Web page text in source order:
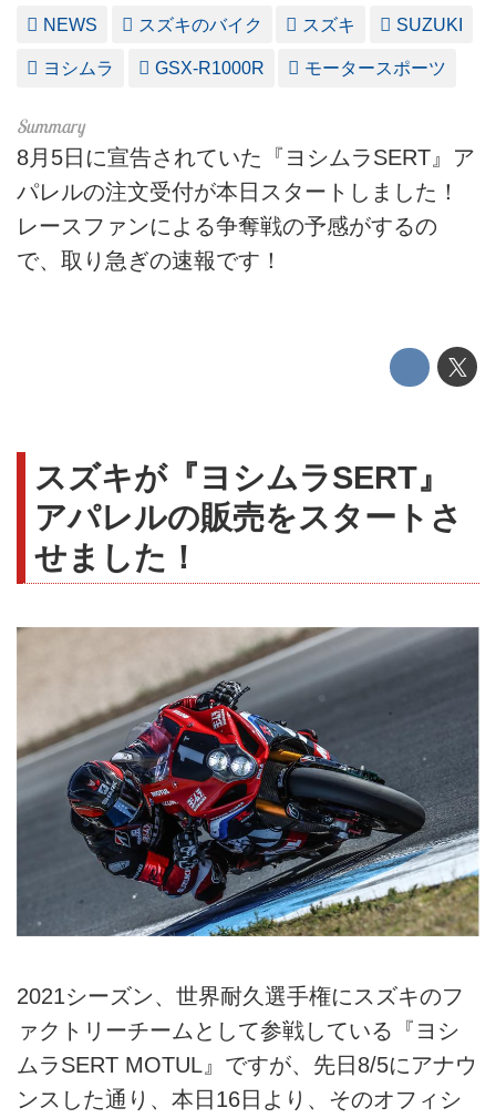
NEWS スズキのバイク スズキ SUZUKI
ヨシムラ GSX-R1000R モータースポーツ
8月5日に宣告されていた『ヨシムラSERT』ア
パレルの注文受付が本日スタートしました！
レースファンによる争奪戦の予感がするの
で、取り急ぎの速報です！
スズキが『ヨシムラSERT』
アパレルの販売をスタートさ
せました！
2021シーズン、世界耐久選手権にスズキのフ
ァクトリーチームとして参戦している『ヨシ
ムラSERT MOTUL』ですが、先日8/5にアナウ
ンスした通り、本日16日より、そのオフィシ